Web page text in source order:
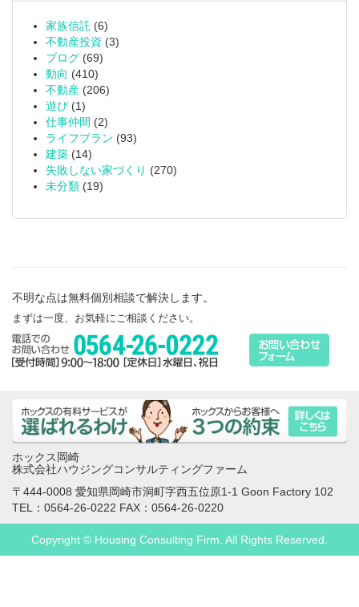
家族信託 (6)
不動産投資 (3)
ブログ (69)
動向 (410)
不動産 (206)
遊び (1)
仕事仲間 (2)
ライフプラン (93)
建築 (14)
失敗しない家づくり (270)
未分類 (19)
不明な点は無料個別相談で解決します。
まずは一度、お気軽にご相談ください。
ホックス岡崎
株式会社ハウジングコンサルティングファーム
〒444-0008 愛知県岡崎市洞町字西五位原1-1 Goon Factory 102
TEL：0564-26-0222 FAX：0564-26-0220
Copyright © Housing Consulting Firm. All Rights Reserved.